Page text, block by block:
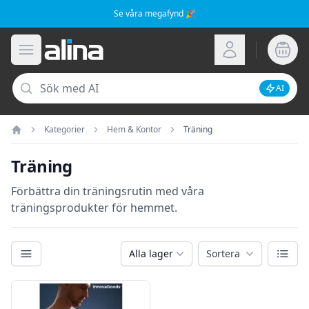
Se våra megafynd 🎉
Öppna meny
Alina.se Logga in
Sök
AI
Hem
Kategorier Hem & Kontor Träning
Träning
Förbättra din träningsrutin med våra
träningsprodukter för hemmet.
Kategorier Alla lager Sortera Växla
Filter
Produkter